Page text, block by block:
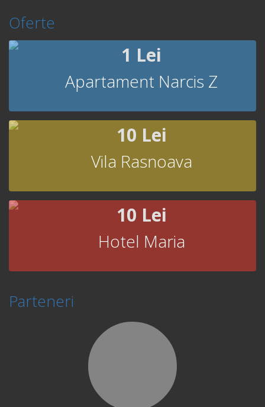
Oferte
1 Lei
Apartament Narcis Z
10 Lei
Vila Rasnoava
10 Lei
Hotel Maria
Parteneri